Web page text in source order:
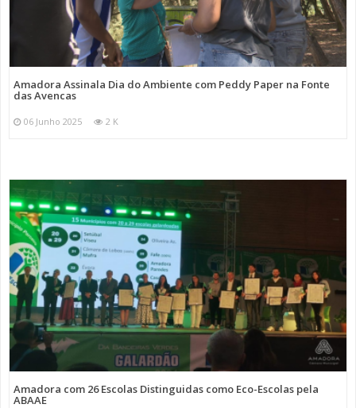
Amadora Assinala Dia do Ambiente com Peddy Paper na Fonte
das Avencas
06 Junho 2025 2 K
Amadora com 26 Escolas Distinguidas como Eco-Escolas pela
ABAAE